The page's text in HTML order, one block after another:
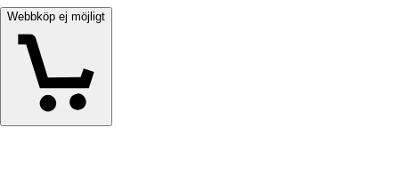
Webbköp ej möjligt